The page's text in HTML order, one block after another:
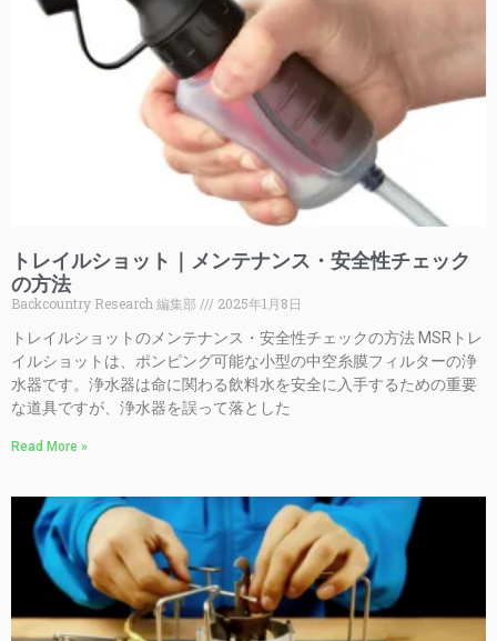
トレイルショット｜メンテナンス・安全性チェック
の方法
Backcountry Research 編集部
2025年1月8日
トレイルショットのメンテナンス・安全性チェックの方法 MSRトレ
イルショットは、ポンピング可能な小型の中空糸膜フィルターの浄
水器です。浄水器は命に関わる飲料水を安全に入手するための重要
な道具ですが、浄水器を誤って落とした
Read More »